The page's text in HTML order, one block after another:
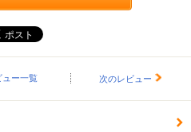
ュー一覧 次のレビュー